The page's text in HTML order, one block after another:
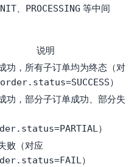
PROCESSING 等中间
说明
功，所有子订单均为终态（对
）
功，部分子订单成功、部分失
）
败（对应
）